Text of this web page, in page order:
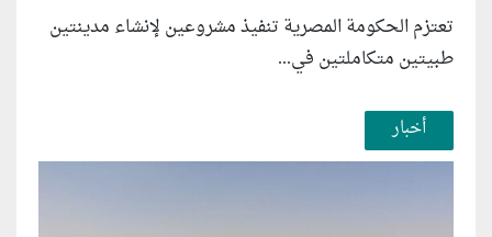
تعتزم الحكومة المصرية تنفيذ مشروعين لإنشاء مدينتين
طبيتين متكاملتين في...
أخبار